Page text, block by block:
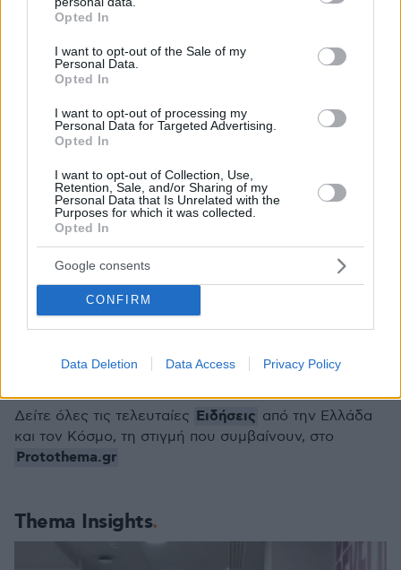
grant or deny consent to Google and its third-party tags to
use your data for below specified purposes in below Google
consent section.
Opted In
I want to opt-out of the Sale of my
Personal Data.
Opted In
I want to opt-out of processing my
Personal Data for Targeted Advertising.
Opted In
I want to opt-out of Collection, Use,
Retention, Sale, and/or Sharing of my
Personal Data that Is Unrelated with the
Purposes for which it was collected.
Opted In
Google consents
CONFIRM
Data Deletion Data Access Privacy Policy
Καιρός: Έρχεται τετραήμερο ζέστης - Κάθε
μέρα και πιο υψηλή η θερμοκρασία, στους 36
την Δευτέρα
Βασίλης Καρράς: Δημοσιεύθηκε η διαθήκη του
– Ποιοι είναι οι δύο άνθρωποι που κληρονομούν
την περιουσία των 10 εκατ. ευρώ
Ο «βιαστής με την κακή αναπνοή» συνελήφθη
μετά από 16 χρόνια στην Καλιφόρνια
Thema Insights
protothema.gr στο Google News
και μάθετε πρώτοι όλες τις ειδήσεις
Δείτε όλες τις τελευταίες Ειδήσεις από την Ελλάδα
και τον Κόσμο, τη στιγμή που συμβαίνουν, στο
Protothema.gr